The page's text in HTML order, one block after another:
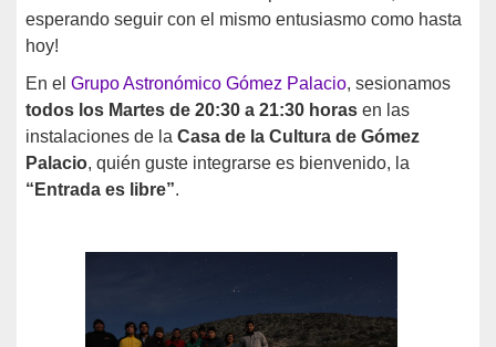
esperando seguir con el mismo entusiasmo como hasta
hoy!
En el Grupo Astronómico Gómez Palacio, sesionamos
todos los Martes de 20:30 a 21:30 horas en las
instalaciones de la Casa de la Cultura de Gómez
Palacio, quién guste integrarse es bienvenido, la
“Entrada es libre”.